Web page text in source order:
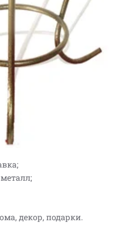
декор, подарки.